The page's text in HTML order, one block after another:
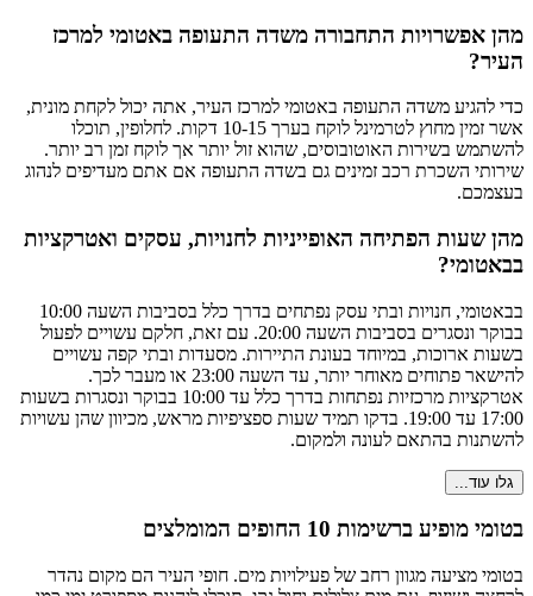
מהן אפשרויות התחבורה משדה התעופה באטומי למרכז
העיר?
כדי להגיע משדה התעופה באטומי למרכז העיר, אתה יכול לקחת מונית,
אשר זמין מחוץ לטרמינל לוקח בערך 10-15 דקות. לחלופין, תוכלו
להשתמש בשירות האוטובוסים, שהוא זול יותר אך לוקח זמן רב יותר.
שירותי השכרת רכב זמינים גם בשדה התעופה אם אתם מעדיפים לנהוג
בעצמכם.
מהן שעות הפתיחה האופייניות לחנויות, עסקים ואטרקציות
בבאטומי?
בבאטומי, חנויות ובתי עסק נפתחים בדרך כלל בסביבות השעה 10:00
בבוקר ונסגרים בסביבות השעה 20:00. עם זאת, חלקם עשויים לפעול
בשעות ארוכות, במיוחד בעונת התיירות. מסעדות ובתי קפה עשויים
להישאר פתוחים מאוחר יותר, עד השעה 23:00 או מעבר לכך.
אטרקציות מרכזיות נפתחות בדרך כלל עד 10:00 בבוקר ונסגרות בשעות
17:00 עד 19:00. בדקו תמיד שעות ספציפיות מראש, מכיוון שהן עשויות
להשתנות בהתאם לעונה ולמקום.
גלו עוד...
בטומי מופיע ברשימות 10 החופים המומלצים
בטומי מציעה מגוון רחב של פעילויות מים. חופי העיר הם מקום נהדר